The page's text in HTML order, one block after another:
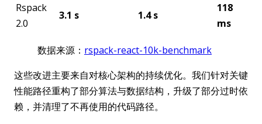
Rspack
2.0
3.1 s 1.4 s
118
ms
数据来源： rspack-react-10k-benchmark
这些改进主要来自对核心架构的持续优化。我们针对关键
性能路径重构了部分算法与数据结构，升级了部分过时依
赖，并清理了不再使用的代码路径。